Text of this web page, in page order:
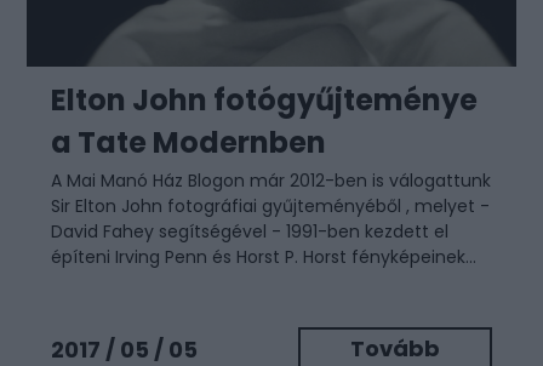
Elton John fotógyűjteménye
a Tate Modernben
A Mai Manó Ház Blogon már 2012-ben is válogattunk
Sir Elton John fotográfiai gyűjteményéből , melyet -
David Fahey segítségével - 1991-ben kezdett el
építeni Irving Penn és Horst P. Horst fényképeinek...
2017 / 05 / 05 Tovább